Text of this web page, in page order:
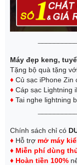
Máy đẹp keng,
Tặng bộ quà tặng
♦ Củ sạc iPhone Zin
♦ Cáp sạc Lightning
♦ Tai nghe lightning
Chính sách chỉ có
♦ Hỗ trợ mở máy
♦ Miễn phí dùng
♦ Hoàn tiền 100%